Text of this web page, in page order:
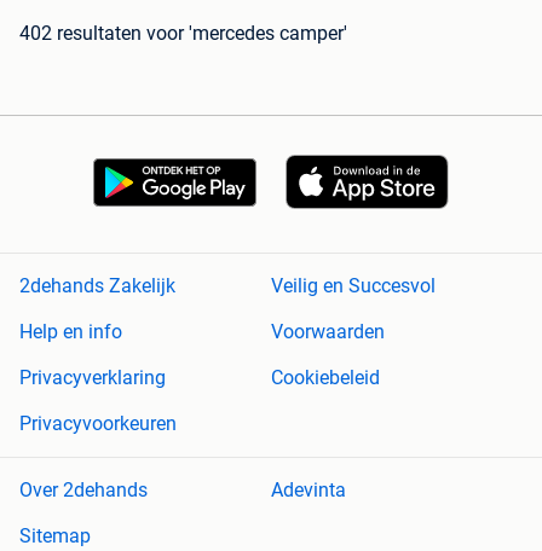
402 resultaten voor 'mercedes camper'
2dehands Zakelijk
Veilig en Succesvol
Help en info
Voorwaarden
Privacyverklaring
Cookiebeleid
Privacyvoorkeuren
Over 2dehands
Adevinta
Sitemap